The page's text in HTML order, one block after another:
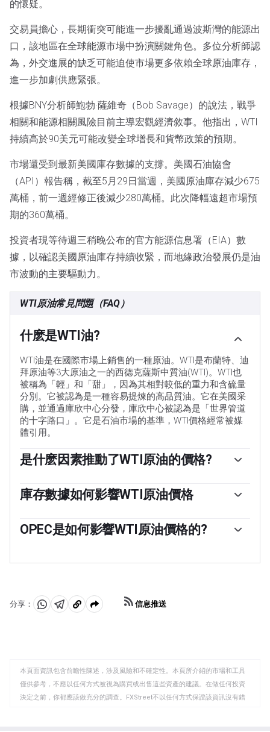
的懷疑。
交易員擔心，長期衝突可能進一步擾亂通過波斯灣的能源出
口，該地區在全球能源市場中扮演關鍵角色。多位分析師認
為，外交進展的缺乏可能迫使市場更多依賴全球原油庫存，
進一步加劇供應緊張。
根據BNY分析師鮑勃·薩維奇（Bob Savage）的說法，戰爭
相關和能源相關風險目前主導宏觀經濟敘事。他指出，WTI
持續高於90美元可能改變全球增長和貨幣政策的預期。
市場還受到最新美國庫存數據的支撐。美國石油協會
（API）報告稱，截至5月29日當週，美國原油庫存減少675
萬桶，前一週經修正後減少280萬桶。此次降幅遠超市場預
期的360萬桶。
投資者現等待週三稍晚公布的官方能源信息署（EIA）數
據，以確認美國原油庫存持續收緊，而地緣政治發展仍是油
市波動的主要驅動力。
WTI原油常見問題（FAQ）
什麽是WTI油?
WTI油是在國際市場上銷售的一種原油。WTI是布蘭特、迪
拜原油等3大原油之一的西德克薩斯中質油(WTI)。WTI也
被稱為「輕」和「甜」，因為其相對較低的重力和含硫量
分別。它被認為是一種容易提煉的高品質油。它在美國采
購，並通過庫欣中心分發，庫欣中心被認為是「世界管道
的十字路口」。它是石油市場的基準，WTI價格經常被媒
體引用。
是什麽因素推動了WTI原油的價格?
素。因此，全球增長可以成為需求增長的驅動力，反之亦
然，導致全球增長疲軟。政治不穩定、戰爭和製裁可能會
(OPEC)的決定是油價的另一個關鍵驅動因素。美元的價值
影響WTI原油的價格，因為石油主要以美元交易，因此美
庫存數據如何影響WTI原油價格
報告影響著WTI原油的價格。庫存的變化反映了供需的波
動。如果數據顯示庫存下降，則可能表明需求增加，從而
空氣汙染指數的報告每周二發布，環境影響評估報告於周
個政府機構。
OPEC是如何影響WTI原油價格的?
織，每年舉行兩次會議，共同決定成員國的生產配額。他
它會產生相反的效果。「OPEC+」指的是一個擴大後的組
織，新增了10個非OPEC成員國，其中最引人註目的是俄
分享：
分 分 複
板
信息推送
本頁面資訊包含前瞻性陳述，涉及風險和不確定性。本頁所介紹的市場和工具
僅供參考，不應以任何方式被視為購買或出售這些資產的建議。在做任何投資
決定之前，你都應該做充分的調查。FXStreet不以任何方式保證該資訊沒有錯